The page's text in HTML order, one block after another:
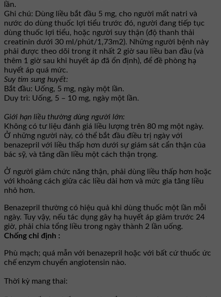
lần.
Ghi chú: Dùng liều bắt đầu 5 mg, cho người mất natri và
nước do dùng thuốc lợi tiểu trước đó, người đang tiếp tục
dùng thuốc lợi tiểu, hoặc người suy thận (độ thanh thải
creatinin dưới 30 ml/phút/1,73m2). Những người bệnh này
phải được theo dõi trong ít nhất 2 giờ sau liều ban đầu (và
thêm 1 giờ sau khi huyết áp đã ổn định), để đề phòng hạ
huyết áp quá mức.
Suy tim sung huyết:
Bắt đầu: Uống, 5 mg, ngày một lần.
Duy trì: Uống, 5 – 10 mg, ngày một lần.
Giới hạn liều thường dùng người lớn:
Không có tư liệu đánh giá liều lượng trên 80 mg một ngày.
Ở những người này, có thể bắt đầu điều trị ngày với
benazepril với liều thấp hơn dưới sự giám sát cẩn thận của
bác sỹ, và tăng dần liều một cách thận trọng.
Ở người giảm chức năng thận, phải dùng liều thấp hơn hoặc
với khoảng cách giữa các liều dài hơn và mức gia tăng liều
nhỏ hơn.
Benazepril thường có hiệu quả khi dùng thuốc một lần mỗi
ngày. Tuy vậy, nếu tác dụng gây hạ huyết áp giảm trước 24
giờ, phải chia tổng liều trong ngày thành 2 lần uống.
Chống chỉ định :
Phù mạch; quá mẫn với benazepril hoặc với bất cứ thuốc ức
chế enzym chuyển angiotensin nào.
Thời kỳ mang thai: